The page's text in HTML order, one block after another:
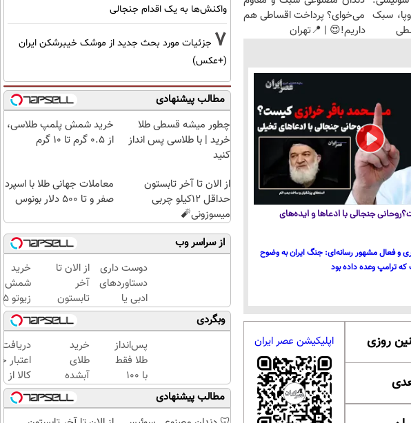
سبک می‌خوای؟ پرداخت اقساطی هم
داریم!😍 | 📍تهران
جنجالی با ادعاها و ایده‌های
و فعال مشهور رسانه‌ای: جنگ ایران به وضوح
ترامپ وعده داده بود
اپلیکیشن عصر ایران
واکنش‌ها به یک اقدام جنجالی
7 جزئیات مورد بحث جدید از موشک خیبرشکن ایران
(+عکس)
مطالب پیشنهادی
چطور میشه قسطی طلا
خرید | با طلاسی پس انداز
کنید
خرید شمش پلمپ طلاسی،
از ۰.۵ گرم تا ۱۰ گرم
از الان تا آخر تابستون
حداقل 12کیلو چربی
میسوزونی🧨
معاملات جهانی طلا با اسپرد
صفر و تا ۵۰۰ دلار بونوس
از سراسر وب
دوست داری
دستاوردهای
ادبی یا
علمی خود را
فوری به
کتاب تبدیل
کنی؟
از الان تا
آخر
تابستون
حداقل
12کیلو
چربی
میسوزونی
🧨
خرید
شمش
گرمی
عیار
| ضد
جعل و
پلمپ
وبگردی
پس‌انداز
طلا فقط
با ۱۰۰
هزارتومان
(امن و
خرید
طلای
آبشده
حتی با
۱۰۰هزارتومان
دریافت
اعتبار
کالا از
ضامن،
مطالب پیشنهادی